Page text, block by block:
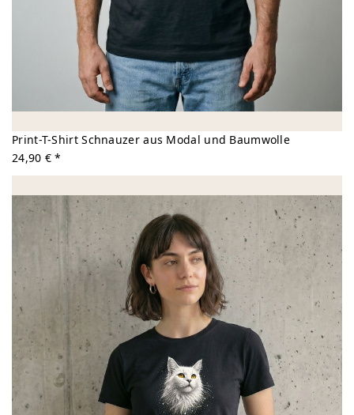
Print-T-Shirt Schnauzer aus Modal und Baumwolle
24,90 € *